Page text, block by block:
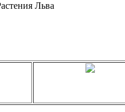
Льва